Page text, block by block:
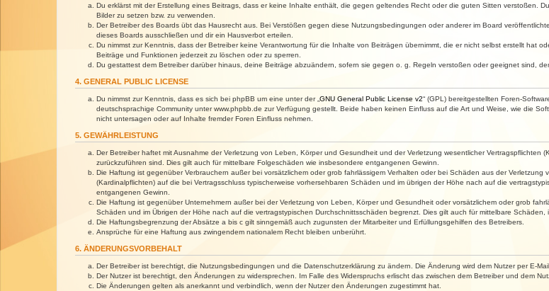
Du erklärst mit der Erstellung eines Beitrags, dass er keine Inhalte enthält, die gegen geltendes Recht oder die guten Sitten verstoßen.
Bilder zu setzen bzw. zu verwenden.
Der Betreiber des Boards übt das Hausrecht aus. Bei Verstößen gegen diese Nutzungsbedingungen oder anderer im Board
dieses Boards ausschließen und dir ein Hausverbot erteilen.
Du nimmst zur Kenntnis, dass der Betreiber keine Verantwortung für die Inhalte von Beiträgen übernimmt, die er nicht selbst erstellt hat
Beiträge und Funktionen jederzeit zu löschen oder zu sperren.
Du gestattest dem Betreiber darüber hinaus, deine Beiträge abzuändern, sofern sie gegen o. g. Regeln verstoßen oder geeignet sind,
4. GENERAL PUBLIC LICENSE
Du nimmst zur Kenntnis, dass es sich bei phpBB um eine unter der „ GNU General Public License v2“ (GPL) bereitgestellten Foren-
deutschsprachige Community unter www.phpbb.de zur Verfügung gestellt. Beide haben keinen Einfluss auf die Art und Weise, wie die
nicht untersagen oder auf Inhalte fremder Foren Einfluss nehmen.
5. GEWÄHRLEISTUNG
Der Betreiber haftet mit Ausnahme der Verletzung von Leben, Körper und Gesundheit und der Verletzung wesentlicher
zurückzuführen sind. Dies gilt auch für mittelbare Folgeschäden wie insbesondere entgangenen Gewinn.
Die Haftung ist gegenüber Verbrauchern außer bei vorsätzlichem oder grob fahrlässigem Verhalten oder bei Schäden aus der
(Kardinalpflichten) auf die bei Vertragsschluss typischerweise vorhersehbaren Schäden und im übrigen der Höhe nach auf die
entgangenen Gewinn.
Die Haftung ist gegenüber Unternehmern außer bei der Verletzung von Leben, Körper und Gesundheit oder vorsätzlichem oder grob
Schäden und im Übrigen der Höhe nach auf die vertragstypischen Durchschnittsschäden begrenzt. Dies gilt auch für mittelbare Schäden,
Die Haftungsbegrenzung der Absätze a bis c gilt sinngemäß auch zugunsten der Mitarbeiter und Erfüllungsgehilfen des Betreibers.
Ansprüche für eine Haftung aus zwingendem nationalem Recht bleiben unberührt.
6. ÄNDERUNGSVORBEHALT
Der Betreiber ist berechtigt, die Nutzungsbedingungen und die Datenschutzerklärung zu ändern. Die Änderung wird dem Nutzer per E-
Der Nutzer ist berechtigt, den Änderungen zu widersprechen. Im Falle des Widerspruchs erlischt das zwischen dem Betreiber und dem
Die Änderungen gelten als anerkannt und verbindlich, wenn der Nutzer den Änderungen zugestimmt hat.